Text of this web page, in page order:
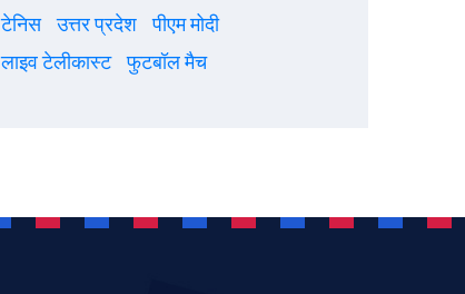
टेनिस
उत्तर प्रदेश
पीएम मोदी
लाइव टेलीकास्ट
फुटबॉल मैच